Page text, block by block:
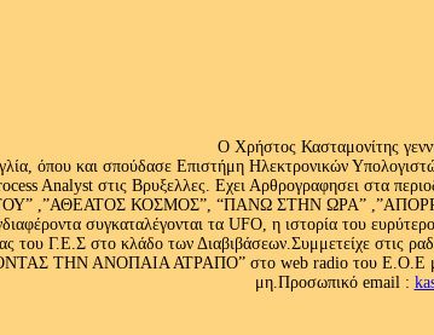
Ο Χρήστος Κασταμονίτης
όπου και σπούδασε Επιστήμη Ηλεκτρονικών
Analyst στις Βρυξελλες. Εχει Αρθρογραφησει στα
,”ΑΘΕΑΤΟΣ ΚΟΣΜΟΣ”, “ΠΑΝΩ ΣΤΗΝ ΩΡΑ”
συγκαταλέγονται τα UFO, η ιστορία του
του Γ.Ε.Σ στο κλάδο των Διαβιβάσεων.Συμμετείχε
ΤΗΝ ΑΝΟΠΑΙΑ ΑΤΡΑΠΟ” στο web radio του Ε.Ο.Ε με
μη.Προσωπικό email :